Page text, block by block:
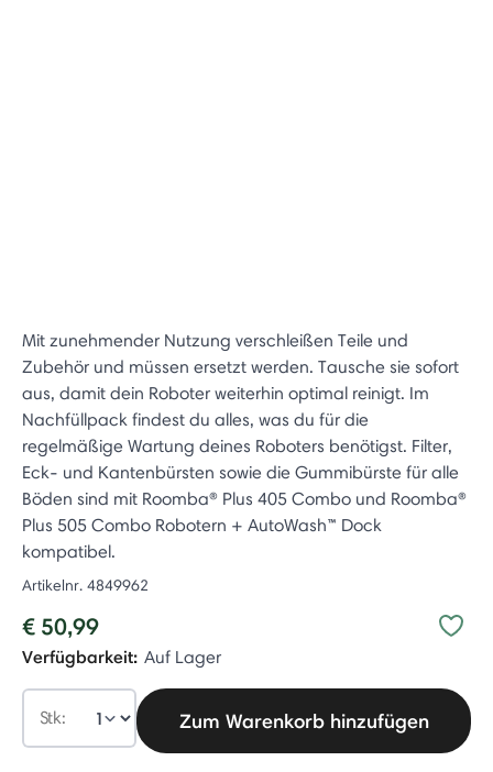
Mit zunehmender Nutzung verschleißen Teile und
Zubehör und müssen ersetzt werden. Tausche sie sofort
aus, damit dein Roboter weiterhin optimal reinigt. Im
Nachfüllpack findest du alles, was du für die
regelmäßige Wartung deines Roboters benötigst. Filter,
Eck- und Kantenbürsten sowie die Gummibürste für alle
Böden sind mit Roomba® Plus 405 Combo und Roomba®
Plus 505 Combo Robotern + AutoWash™ Dock
kompatibel.
Artikelnr. 4849962
€ 50,99
Verfügbarkeit: Auf Lager
Stk: Zum Warenkorb hinzufügen